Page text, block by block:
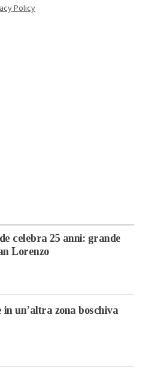
Policy
celebra 25 anni: grande
Lorenzo
un’altra zona boschiva